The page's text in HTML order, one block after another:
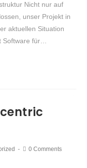
Nicht nur auf
unser Projekt in
aktuellen Situation
Software für…
0 Comments